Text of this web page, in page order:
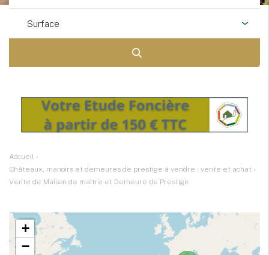
Surface
Accueil ›
Châteaux, manoirs et demeures de prestige à vendre : vente et achat ›
Vente de Maison de maître et Demeure de Prestige
+
−